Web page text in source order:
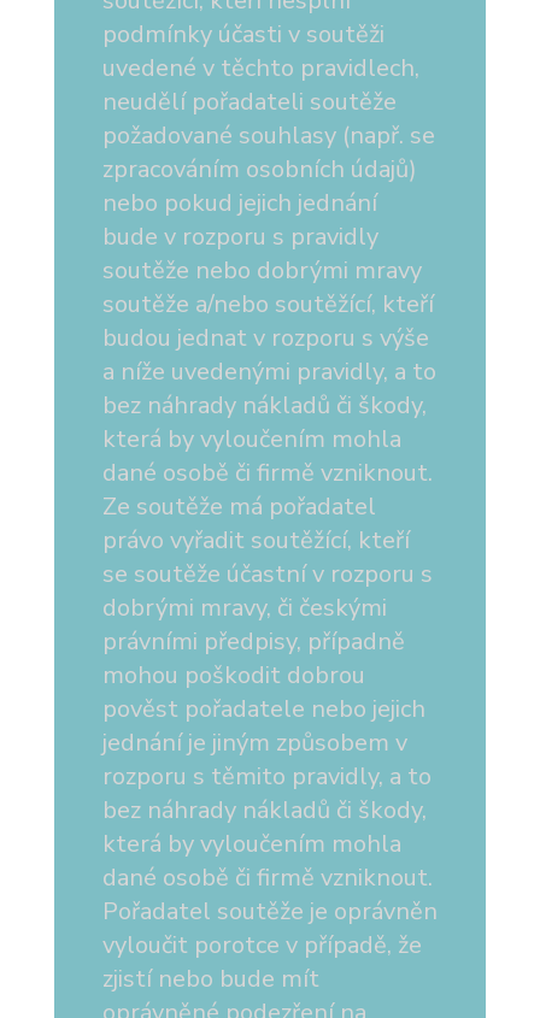
podmínky účasti v soutěži
uvedené v těchto pravidlech,
neudělí pořadateli soutěže
požadované souhlasy (např. se
zpracováním osobních údajů)
nebo pokud jejich jednání
bude v rozporu s pravidly
soutěže nebo dobrými mravy
soutěže a/nebo soutěžící, kteří
budou jednat v rozporu s výše
a níže uvedenými pravidly, a to
bez náhrady nákladů či škody,
která by vyloučením mohla
dané osobě či firmě vzniknout.
Ze soutěže má pořadatel
právo vyřadit soutěžící, kteří
se soutěže účastní v rozporu s
dobrými mravy, či českými
právními předpisy, případně
mohou poškodit dobrou
pověst pořadatele nebo jejich
jednání je jiným způsobem v
rozporu s těmito pravidly, a to
bez náhrady nákladů či škody,
která by vyloučením mohla
dané osobě či firmě vzniknout.
Pořadatel soutěže je oprávněn
vyloučit porotce v případě, že
zjistí nebo bude mít